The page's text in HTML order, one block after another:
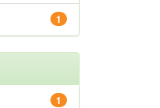
1
1